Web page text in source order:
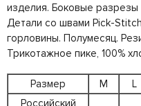
изделия. Боковые разрезы
Детали со швами Pick-
горловины. Полумесяц.
Трикотажное пике, 100%
Размер M L
Российский